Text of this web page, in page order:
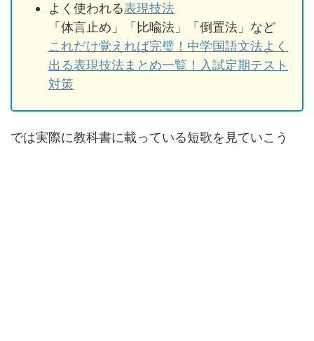
よく使われる表現技法
「体言止め」「比喩法」「倒置法」など
これだけ覚えれば完璧！中学国語文法よく
出る表現技法まとめ一覧！入試定期テスト
対策
では実際に教科書に載っている短歌を見ていこう